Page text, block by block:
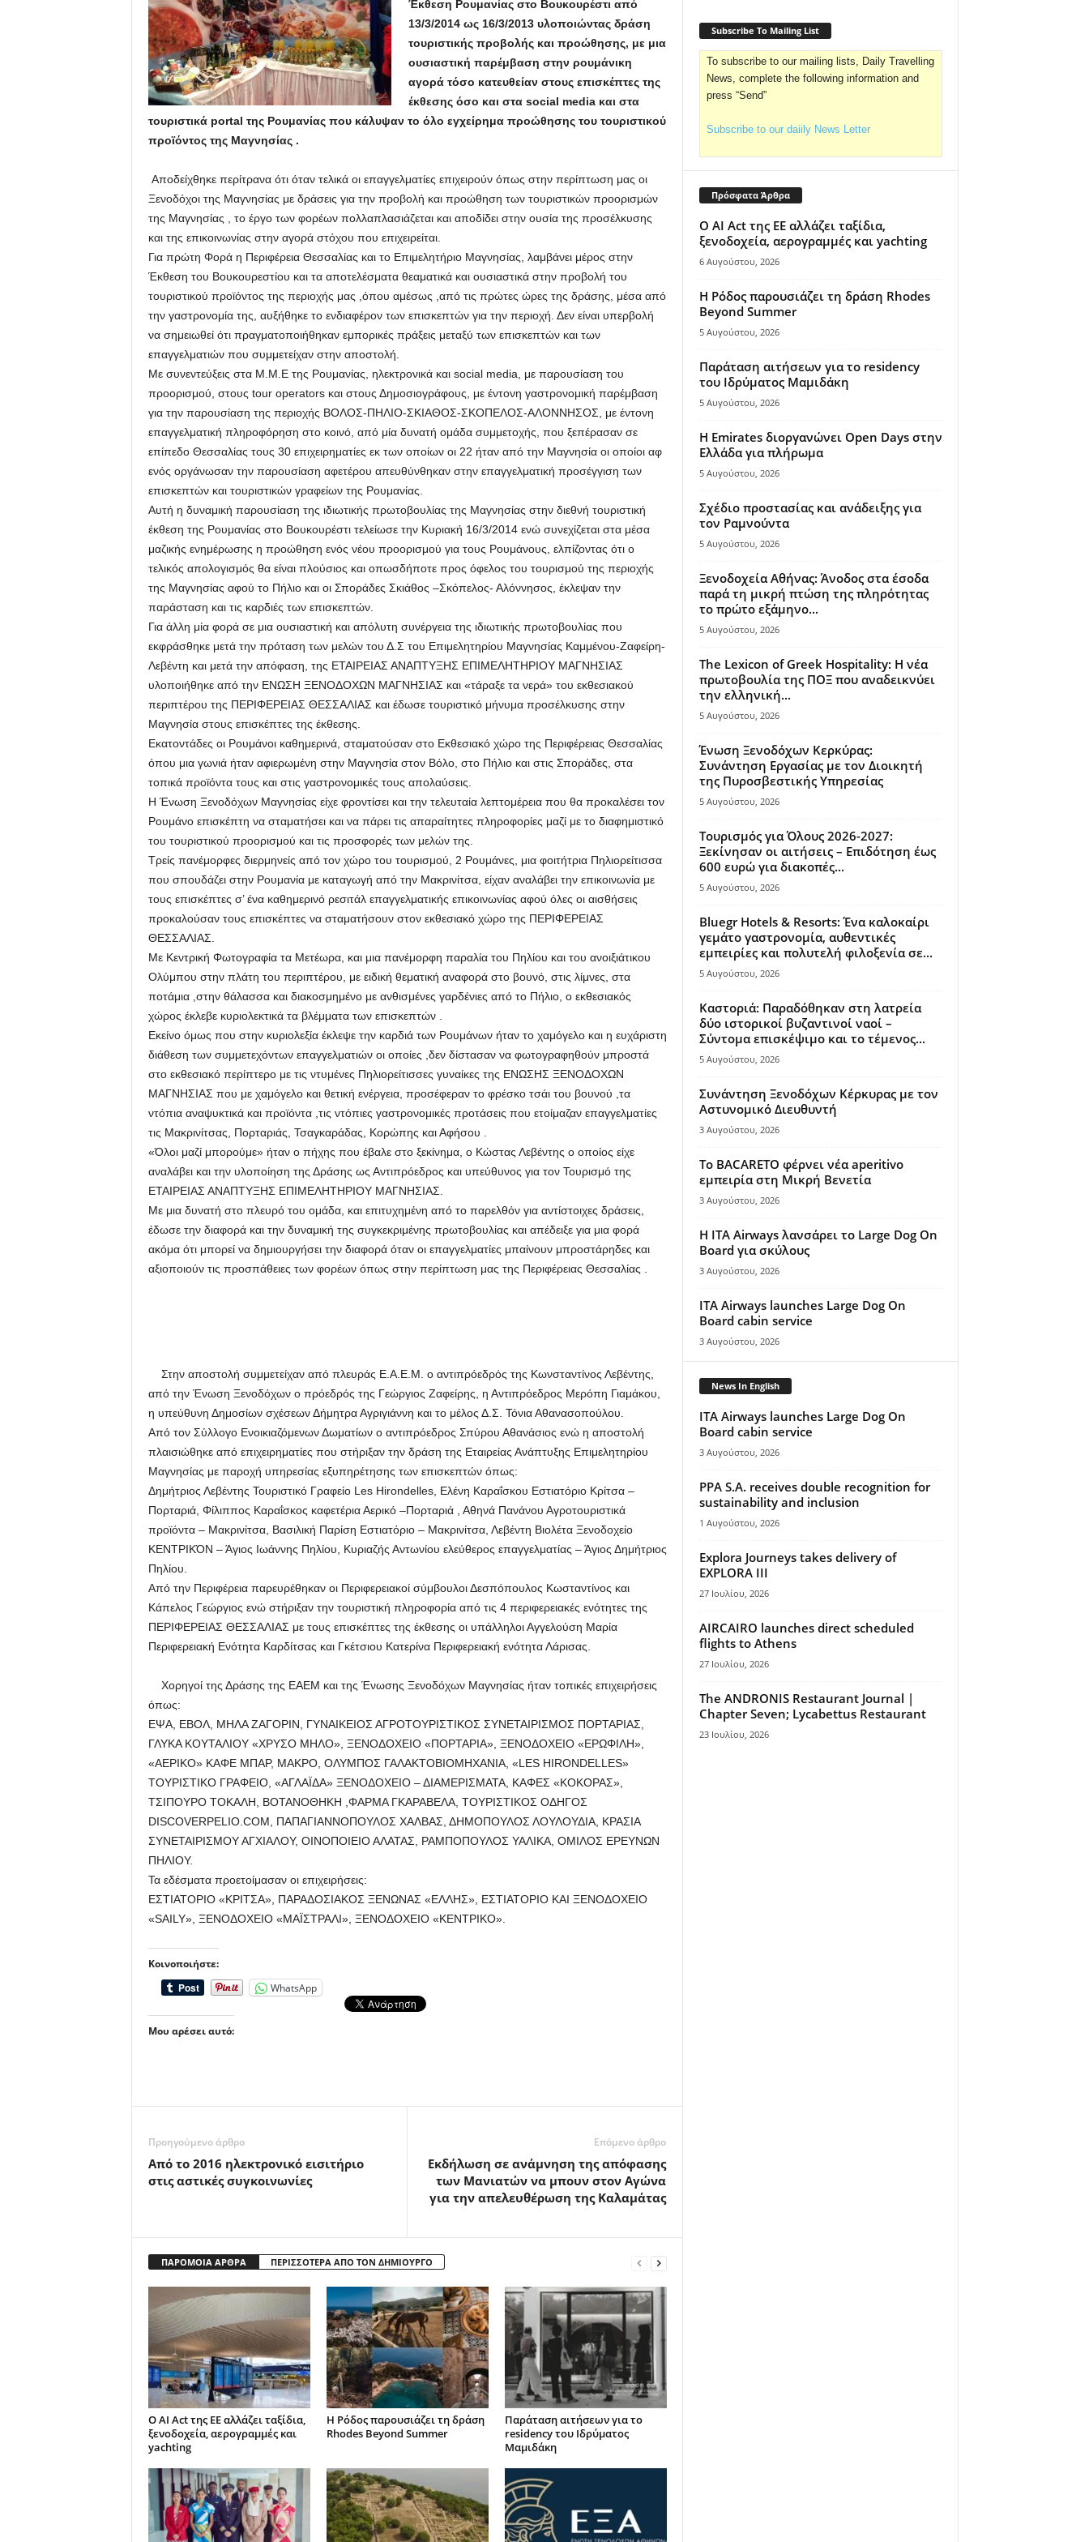
Έκθεση Ρουμανίας στο Βουκουρέστι από
13/3/2014 ως 16/3/2013 υλοποιώντας δράση
τουριστικής προβολής και προώθησης, με μια
ουσιαστική παρέμβαση στην ρουμάνικη
αγορά τόσο κατευθείαν στους επισκέπτες της
έκθεσης όσο και στα social media και στα
τουριστικά portal της Ρουμανίας που κάλυψαν το όλο εγχείρημα προώθησης του τουριστικού
προϊόντος της Μαγνησίας .
Αποδείχθηκε περίτρανα ότι όταν τελικά οι επαγγελματίες επιχειρούν όπως στην περίπτωση μας οι
Ξενοδόχοι της Μαγνησίας με δράσεις για την προβολή και προώθηση των τουριστικών προορισμών
της Μαγνησίας , το έργο των φορέων πολλαπλασιάζεται και αποδίδει στην ουσία της προσέλκυσης
και της επικοινωνίας στην αγορά στόχου που επιχειρείται.
Για πρώτη Φορά η Περιφέρεια Θεσσαλίας και το Επιμελητήριο Μαγνησίας, λαμβάνει μέρος στην
Έκθεση του Βουκουρεστίου και τα αποτελέσματα θεαματικά και ουσιαστικά στην προβολή του
τουριστικού προϊόντος της περιοχής μας ,όπου αμέσως ,από τις πρώτες ώρες της δράσης, μέσα από
την γαστρονομία της, αυξήθηκε το ενδιαφέρον των επισκεπτών για την περιοχή. Δεν είναι υπερβολή
να σημειωθεί ότι πραγματοποιήθηκαν εμπορικές πράξεις μεταξύ των επισκεπτών και των
επαγγελματιών που συμμετείχαν στην αποστολή.
Mε συνεντεύξεις στα Μ.Μ.Ε της Ρουμανίας, ηλεκτρονικά και social media, με παρουσίαση του
προορισμού, στους tour operators και στους Δημοσιογράφους, με έντονη γαστρονομική παρέμβαση
για την παρουσίαση της περιοχής ΒΟΛΟΣ-ΠΗΛΙΟ-ΣΚΙΑΘΟΣ-ΣΚΟΠΕΛΟΣ-ΑΛΟΝΝΗΣΟΣ, με έντονη
επαγγελματική πληροφόρηση στο κοινό, από μία δυνατή ομάδα συμμετοχής, που ξεπέρασαν σε
επίπεδο Θεσσαλίας τους 30 επιχειρηματίες εκ των οποίων οι 22 ήταν από την Μαγνησία οι οποίοι αφ
ενός οργάνωσαν την παρουσίαση αφετέρου απευθύνθηκαν στην επαγγελματική προσέγγιση των
επισκεπτών και τουριστικών γραφείων της Ρουμανίας.
Αυτή η δυναμική παρουσίαση της ιδιωτικής πρωτοβουλίας της Μαγνησίας στην διεθνή τουριστική
έκθεση της Ρουμανίας στο Βουκουρέστι τελείωσε την Κυριακή 16/3/2014 ενώ συνεχίζεται στα μέσα
μαζικής ενημέρωσης η προώθηση ενός νέου προορισμού για τους Ρουμάνους, ελπίζοντας ότι ο
τελικός απολογισμός θα είναι πλούσιος και οπωσδήποτε προς όφελος του τουρισμού της περιοχής
της Μαγνησίας αφού το Πήλιο και οι Σποράδες Σκιάθος –Σκόπελος- Αλόννησος, έκλεψαν την
παράσταση και τις καρδιές των επισκεπτών.
Για άλλη μία φορά σε μια ουσιαστική και απόλυτη συνέργεια της ιδιωτικής πρωτοβουλίας που
εκφράσθηκε μετά την πρόταση των μελών του Δ.Σ του Επιμελητηρίου Μαγνησίας Καμμένου-Ζαφείρη-
Λεβέντη και μετά την απόφαση, της ΕΤΑΙΡΕΙΑΣ ΑΝΑΠΤΥΞΗΣ ΕΠΙΜΕΛΗΤΗΡΙΟΥ ΜΑΓΝΗΣΙΑΣ
υλοποιήθηκε από την ΕΝΩΣΗ ΞΕΝΟΔΟΧΩΝ ΜΑΓΝΗΣΙΑΣ και «τάραξε τα νερά» του εκθεσιακού
περιπτέρου της ΠΕΡΙΦΕΡΕΙΑΣ ΘΕΣΣΑΛΙΑΣ και έδωσε τουριστικό μήνυμα προσέλκυσης στην
Μαγνησία στους επισκέπτες της έκθεσης.
Εκατοντάδες οι Ρουμάνοι καθημερινά, σταματούσαν στο Εκθεσιακό χώρο της Περιφέρειας Θεσσαλίας
όπου μια γωνιά ήταν αφιερωμένη στην Μαγνησία στον Βόλο, στο Πήλιο και στις Σποράδες, στα
τοπικά προϊόντα τους και στις γαστρονομικές τους απολαύσεις.
Η Ένωση Ξενοδόχων Μαγνησίας είχε φροντίσει και την τελευταία λεπτομέρεια που θα προκαλέσει τον
Ρουμάνο επισκέπτη να σταματήσει και να πάρει τις απαραίτητες πληροφορίες μαζί με το διαφημιστικό
του τουριστικού προορισμού και τις προσφορές των μελών της.
Τρείς πανέμορφες διερμηνείς από τον χώρο του τουρισμού, 2 Ρουμάνες, μια φοιτήτρια Πηλιορείτισσα
που σπουδάζει στην Ρουμανία με καταγωγή από την Μακρινίτσα, είχαν αναλάβει την επικοινωνία με
τους επισκέπτες σ’ ένα καθημερινό ρεσιτάλ επαγγελματικής επικοινωνίας αφού όλες οι αισθήσεις
προκαλούσαν τους επισκέπτες να σταματήσουν στον εκθεσιακό χώρο της ΠΕΡΙΦΕΡΕΙΑΣ
ΘΕΣΣΑΛΙΑΣ.
Με Κεντρική Φωτογραφία τα Μετέωρα, και μια πανέμορφη παραλία του Πηλίου και του ανοιξιάτικου
Ολύμπου στην πλάτη του περιπτέρου, με ειδική θεματική αναφορά στο βουνό, στις λίμνες, στα
ποτάμια ,στην θάλασσα και διακοσμημένο με ανθισμένες γαρδένιες από το Πήλιο, ο εκθεσιακός
χώρος έκλεβε κυριολεκτικά τα βλέμματα των επισκεπτών .
Εκείνο όμως που στην κυριολεξία έκλεψε την καρδιά των Ρουμάνων ήταν το χαμόγελο και η ευχάριστη
διάθεση των συμμετεχόντων επαγγελματιών οι οποίες ,δεν δίστασαν να φωτογραφηθούν μπροστά
στο εκθεσιακό περίπτερο με τις ντυμένες Πηλιορείτισσες γυναίκες της ΕΝΩΣΗΣ ΞΕΝΟΔΟΧΩΝ
ΜΑΓΝΗΣΙΑΣ που με χαμόγελο και θετική ενέργεια, προσέφεραν το φρέσκο τσάι του βουνού ,τα
ντόπια αναψυκτικά και προϊόντα ,τις ντόπιες γαστρονομικές προτάσεις που ετοίμαζαν επαγγελματίες
τις Μακρινίτσας, Πορταριάς, Τσαγκαράδας, Κορώπης και Αφήσου .
«Όλοι μαζί μπορούμε» ήταν ο πήχης που έβαλε στο ξεκίνημα, ο Κώστας Λεβέντης ο οποίος είχε
αναλάβει και την υλοποίηση της Δράσης ως Αντιπρόεδρος και υπεύθυνος για τον Τουρισμό της
ΕΤΑΙΡΕΙΑΣ ΑΝΑΠΤΥΞΗΣ ΕΠΙΜΕΛΗΤΗΡΙΟΥ ΜΑΓΝΗΣΙΑΣ.
Με μια δυνατή στο πλευρό του ομάδα, και επιτυχημένη από το παρελθόν για αντίστοιχες δράσεις,
έδωσε την διαφορά και την δυναμική της συγκεκριμένης πρωτοβουλίας και απέδειξε για μια φορά
ακόμα ότι μπορεί να δημιουργήσει την διαφορά όταν οι επαγγελματίες μπαίνουν μπροστάρηδες και
αξιοποιούν τις προσπάθειες των φορέων όπως στην περίπτωση μας της Περιφέρειας Θεσσαλίας .
Στην αποστολή συμμετείχαν από πλευράς Ε.Α.Ε.Μ. ο αντιπρόεδρός της Κωνσταντίνος Λεβέντης,
από την Ένωση Ξενοδόχων ο πρόεδρός της Γεώργιος Ζαφείρης, η Αντιπρόεδρος Μερόπη Γιαμάκου,
η υπεύθυνη Δημοσίων σχέσεων Δήμητρα Αγριγιάννη και το μέλος Δ.Σ. Τόνια Αθανασοπούλου.
Από τον Σύλλογο Ενοικιαζόμενων Δωματίων ο αντιπρόεδρος Σπύρου Αθανάσιος ενώ η αποστολή
πλαισιώθηκε από επιχειρηματίες που στήριξαν την δράση της Εταιρείας Ανάπτυξης Επιμελητηρίου
Μαγνησίας με παροχή υπηρεσίας εξυπηρέτησης των επισκεπτών όπως:
Δημήτριος Λεβέντης Τουριστικό Γραφείο Les Hirondelles, Ελένη Καραΐσκου Εστιατόριο Κρίτσα –
Πορταριά, Φίλιππος Καραΐσκος καφετέρια Αερικό –Πορταριά , Αθηνά Πανάνου Αγροτουριστικά
προϊόντα – Μακρινίτσα, Βασιλική Παρίση Εστιατόριο – Μακρινίτσα, Λεβέντη Βιολέτα Ξενοδοχείο
ΚΕΝΤΡΙΚΌΝ – Άγιος Ιωάννης Πηλίου, Κυριαζής Αντωνίου ελεύθερος επαγγελματίας – Άγιος Δημήτριος
Πηλίου.
Από την Περιφέρεια παρευρέθηκαν οι Περιφερειακοί σύμβουλοι Δεσπόπουλος Κωσταντίνος και
Κάπελος Γεώργιος ενώ στήριξαν την τουριστική πληροφορία από τις 4 περιφερειακές ενότητες της
ΠΕΡΙΦΕΡΕΙΑΣ ΘΕΣΣΑΛΙΑΣ με τους επισκέπτες της έκθεσης οι υπάλληλοι Αγγελούση Μαρία
Περιφερειακή Ενότητα Καρδίτσας και Γκέτσιου Κατερίνα Περιφερειακή ενότητα Λάρισας.
Χορηγοί της Δράσης της ΕΑΕΜ και της Ένωσης Ξενοδόχων Μαγνησίας ήταν τοπικές επιχειρήσεις
όπως:
ΕΨΑ, ΕΒΟΛ, ΜΗΛΑ ΖΑΓΟΡΙΝ, ΓΥΝΑΙΚΕΙΟΣ ΑΓΡΟΤΟΥΡΙΣΤΙΚΟΣ ΣΥΝΕΤΑΙΡΙΣΜΟΣ ΠΟΡΤΑΡΙΑΣ,
ΓΛΥΚΑ ΚΟΥΤΑΛΙΟΥ «ΧΡΥΣΟ ΜΗΛΟ», ΞΕΝΟΔΟΧΕΙΟ «ΠΟΡΤΑΡΙΑ», ΞΕΝΟΔΟΧΕΙΟ «ΕΡΩΦΙΛΗ»,
«ΑΕΡΙΚΟ» ΚΑΦΕ ΜΠΑΡ, ΜΑΚΡΟ, ΟΛΥΜΠΟΣ ΓΑΛΑΚΤΟΒΙΟΜΗΧΑΝΙΑ, «LES HIRONDELLES»
ΤΟΥΡΙΣΤΙΚΟ ΓΡΑΦΕΙΟ, «ΑΓΛΑΪΔΑ» ΞΕΝΟΔΟΧΕΙΟ – ΔΙΑΜΕΡΙΣΜΑΤΑ, ΚΑΦΕΣ «ΚΟΚΟΡΑΣ»,
ΤΣΙΠΟΥΡΟ ΤΟΚΑΛΗ, ΒΟΤΑΝΟΘΗΚΗ ,ΦΑΡΜΑ ΓΚΑΡΑΒΕΛΑ, ΤΟΥΡΙΣΤΙΚΟΣ ΟΔΗΓΟΣ
DISCOVERPELIO.COM, ΠΑΠΑΓΙΑΝΝΟΠΟΥΛΟΣ ΧΑΛΒΑΣ, ΔΗΜΟΠΟΥΛΟΣ ΛΟΥΛΟΥΔΙΑ, ΚΡΑΣΙΑ
ΣΥΝΕΤΑΙΡΙΣΜΟΥ ΑΓΧΙΑΛΟΥ, ΟΙΝΟΠΟΙΕΙΟ ΑΛΑΤΑΣ, ΡΑΜΠΟΠΟΥΛΟΣ ΥΑΛΙΚΑ, ΟΜΙΛΟΣ ΕΡΕΥΝΩΝ
ΠΗΛΙΟΥ.
Τα εδέσματα προετοίμασαν οι επιχειρήσεις:
ΕΣΤΙΑΤΟΡΙΟ «ΚΡΙΤΣΑ», ΠΑΡΑΔΟΣΙΑΚΟΣ ΞΕΝΩΝΑΣ «ΕΛΛΗΣ», ΕΣΤΙΑΤΟΡΙΟ ΚΑΙ ΞΕΝΟΔΟΧΕΙΟ
«SAILY», ΞΕΝΟΔΟΧΕΙΟ «ΜΑΪΣΤΡΑΛΙ», ΞΕΝΟΔΟΧΕΙΟ «ΚΕΝΤΡΙΚΟ».
Κοινοποιήστε:
WhatsApp
Μου αρέσει αυτό:
Προηγούμενο άρθρο
Από το 2016 ηλεκτρονικό εισιτήριο
στις αστικές συγκοινωνίες
Επόμενο άρθρο
Eκδήλωση σε ανάμνηση της απόφασης
των Μανιατών να μπουν στον Αγώνα
για την απελευθέρωση της Καλαμάτας
ΠΑΡΟΜΟΙΑ ΑΡΘΡΑ ΠΕΡΙΣΣΟΤΕΡΑ ΑΠΟ ΤΟΝ ΔΗΜΙΟΥΡΓΟ
Ο AI Act της ΕΕ αλλάζει ταξίδια,
ξενοδοχεία, αερογραμμές και
yachting
Η Ρόδος παρουσιάζει τη δράση
Rhodes Beyond Summer
Παράταση αιτήσεων για το
residency του Ιδρύματος
Μαμιδάκη
Subscribe To Mailing List
To subscribe to our mailing lists, Daily Travelling
News, complete the following information and
press “Send”
Subscribe to our daiily News Letter
Πρόσφατα Άρθρα
Ο AI Act της ΕΕ αλλάζει ταξίδια,
ξενοδοχεία, αερογραμμές και yachting
6 Αυγούστου, 2026
Η Ρόδος παρουσιάζει τη δράση Rhodes
Beyond Summer
5 Αυγούστου, 2026
Παράταση αιτήσεων για το residency
του Ιδρύματος Μαμιδάκη
5 Αυγούστου, 2026
Η Emirates διοργανώνει Open Days στην
Ελλάδα για πλήρωμα
5 Αυγούστου, 2026
Σχέδιο προστασίας και ανάδειξης για
τον Ραμνούντα
5 Αυγούστου, 2026
Ξενοδοχεία Αθήνας: Άνοδος στα έσοδα
παρά τη μικρή πτώση της πληρότητας
το πρώτο εξάμηνο...
5 Αυγούστου, 2026
The Lexicon of Greek Hospitality: Η νέα
πρωτοβουλία της ΠΟΞ που αναδεικνύει
την ελληνική...
5 Αυγούστου, 2026
Ένωση Ξενοδόχων Κερκύρας:
Συνάντηση Εργασίας με τον Διοικητή
της Πυροσβεστικής Υπηρεσίας
5 Αυγούστου, 2026
Τουρισμός για Όλους 2026-2027:
Ξεκίνησαν οι αιτήσεις – Επιδότηση έως
600 ευρώ για διακοπές...
5 Αυγούστου, 2026
Bluegr Hotels & Resorts: Ένα καλοκαίρι
γεμάτο γαστρονομία, αυθεντικές
εμπειρίες και πολυτελή φιλοξενία σε...
5 Αυγούστου, 2026
Καστοριά: Παραδόθηκαν στη λατρεία
δύο ιστορικοί βυζαντινοί ναοί –
Σύντομα επισκέψιμο και το τέμενος...
5 Αυγούστου, 2026
Συνάντηση Ξενοδόχων Κέρκυρας με τον
Αστυνομικό Διευθυντή
3 Αυγούστου, 2026
Το BACARETO φέρνει νέα aperitivo
εμπειρία στη Μικρή Βενετία
3 Αυγούστου, 2026
Η ITA Airways λανσάρει το Large Dog On
Board για σκύλους
3 Αυγούστου, 2026
ITA Airways launches Large Dog On
Board cabin service
3 Αυγούστου, 2026
News In English
ITA Airways launches Large Dog On
Board cabin service
3 Αυγούστου, 2026
PPA S.A. receives double recognition for
sustainability and inclusion
1 Αυγούστου, 2026
Explora Journeys takes delivery of
EXPLORA III
27 Ιουλίου, 2026
AIRCAIRO launches direct scheduled
flights to Athens
27 Ιουλίου, 2026
The ANDRONIS Restaurant Journal |
Chapter Seven; Lycabettus Restaurant
23 Ιουλίου, 2026